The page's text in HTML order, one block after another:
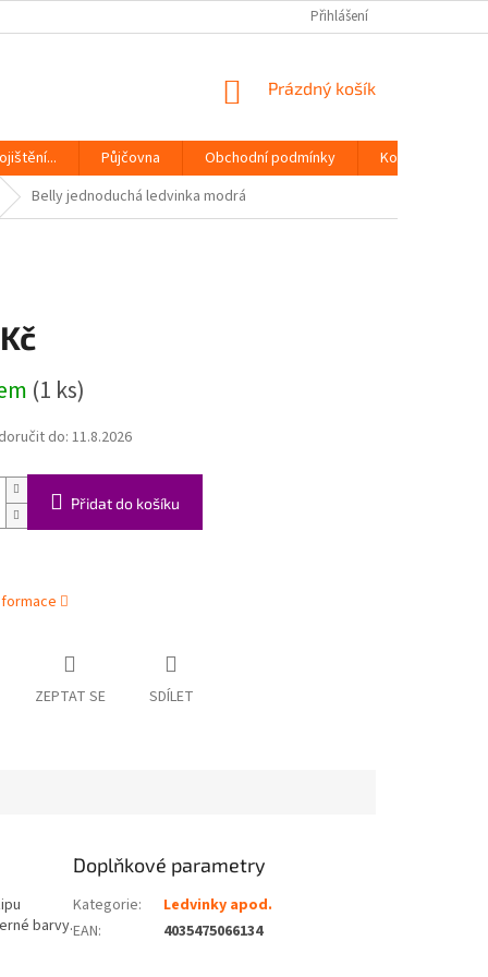
Přihlášení
NÁKUPNÍ
Prázdný košík
Půjčovna Obchodní podmínky
Kontakty
Belly jednoduchá ledvinka modrá
(1 ks)
do: 11.8.2026
Přidat do košíku
ZEPTAT SE SDÍLET
barvy.
Doplňkové parametry
Kategorie:
Ledvinky apod.
EAN: 4035475066134